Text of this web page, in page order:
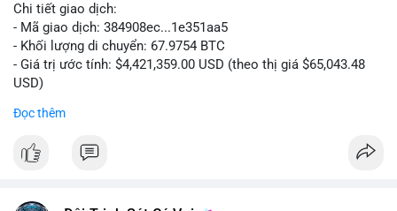
Chi tiết giao dịch:
- Mã giao dịch: 384908ec...1e351aa5
- Khối lượng di chuyển: 67.9754 BTC
- Giá trị ước tính: $4,421,359.00 USD (theo thị giá $65,043.48
USD)
Khối lượng 67.97 BTC trị giá hơn 4.4 triệu USD được di chuyển
Đọc thêm